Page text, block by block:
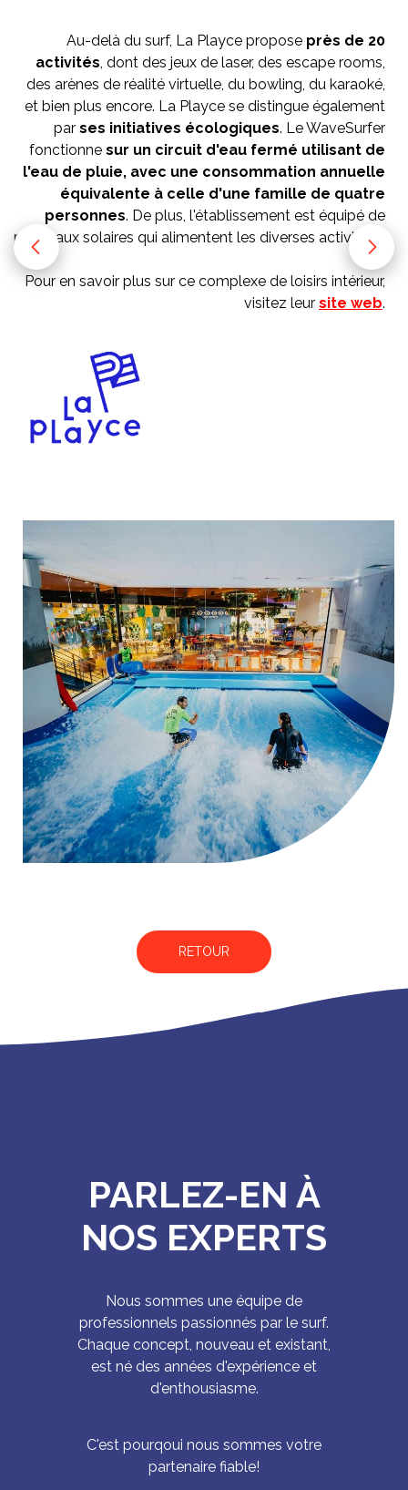
Au-delà du surf, La Playce propose près de 20
activités , dont des jeux de laser, des escape rooms,
des arènes de réalité virtuelle, du bowling, du karaoké,
et bien plus encore. La Playce se distingue également
par ses initiatives écologiques. Le WaveSurfer
fonctionne sur un circuit d'eau fermé utilisant de
l'eau de pluie, avec une consommation annuelle
équivalente à celle d'une famille de quatre
personnes. De plus, l'établissement est équipé de
panneaux solaires qui alimentent les diverses activités.
Pour en savoir plus sur ce complexe de loisirs intérieur,
visitez leur site web.
RETOUR
PARLEZ-EN À
NOS EXPERTS
Nous sommes une équipe de
professionnels passionnés par le surf.
Chaque concept, nouveau et existant,
est né des années d'expérience et
d'enthousiasme.
C'est pourqoui nous sommes votre
partenaire fiable!